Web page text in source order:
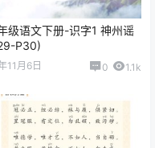
级语文下册-识字1 神州谣
P30)
11月6日 0 1.1k